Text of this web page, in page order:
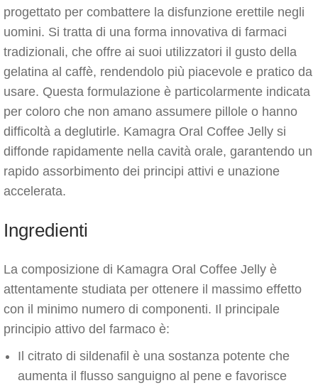
progettato per combattere la disfunzione erettile negli
uomini. Si tratta di una forma innovativa di farmaci
tradizionali, che offre ai suoi utilizzatori il gusto della
gelatina al caffè, rendendolo più piacevole e pratico da
usare. Questa formulazione è particolarmente indicata
per coloro che non amano assumere pillole o hanno
difficoltà a deglutirle. Kamagra Oral Coffee Jelly si
diffonde rapidamente nella cavità orale, garantendo un
rapido assorbimento dei principi attivi e unazione
accelerata.
Ingredienti
La composizione di Kamagra Oral Coffee Jelly è
attentamente studiata per ottenere il massimo effetto
con il minimo numero di componenti. Il principale
principio attivo del farmaco è:
Il citrato di sildenafil è una sostanza potente che
aumenta il flusso sanguigno al pene e favorisce